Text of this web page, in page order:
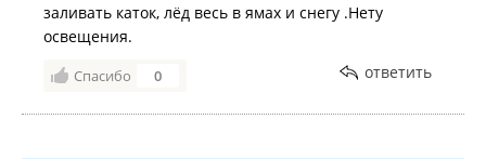
заливать каток, лёд весь в ямах и снегу .Нету
освещения.
Спасибо 0 ответить